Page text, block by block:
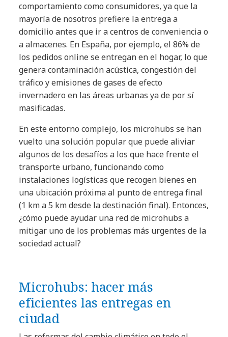
comportamiento como consumidores, ya que la
mayoría de nosotros prefiere la entrega a
domicilio antes que ir a centros de conveniencia o
a almacenes. En España, por ejemplo, el 86% de
los pedidos online se entregan en el hogar, lo que
genera contaminación acústica, congestión del
tráfico y emisiones de gases de efecto
invernadero en las áreas urbanas ya de por sí
masificadas.
En este entorno complejo, los microhubs se han
vuelto una solución popular que puede aliviar
algunos de los desafíos a los que hace frente el
transporte urbano, funcionando como
instalaciones logísticas que recogen bienes en
una ubicación próxima al punto de entrega final
(1 km a 5 km desde la destinación final). Entonces,
¿cómo puede ayudar una red de microhubs a
mitigar uno de los problemas más urgentes de la
sociedad actual?
Microhubs: hacer más
eficientes las entregas en
ciudad